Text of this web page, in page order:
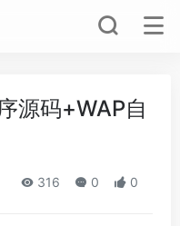
源码+WAP自
316 0 0